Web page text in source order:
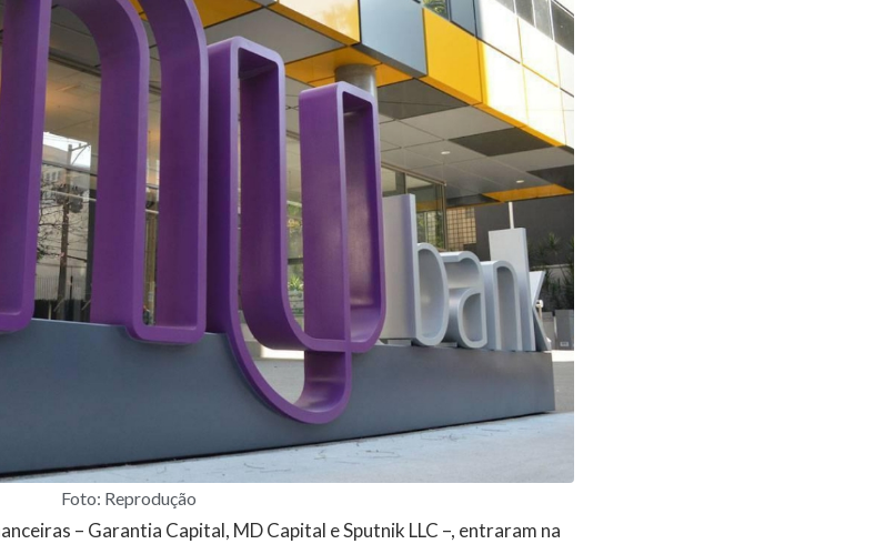
Foto: Reprodução
– Garantia Capital, MD Capital e Sputnik LLC –, entraram na